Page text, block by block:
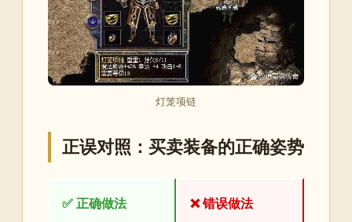
灯笼项链
正误对照：买卖装备的正确姿势
✅ 正确做法
❌ 错误做法